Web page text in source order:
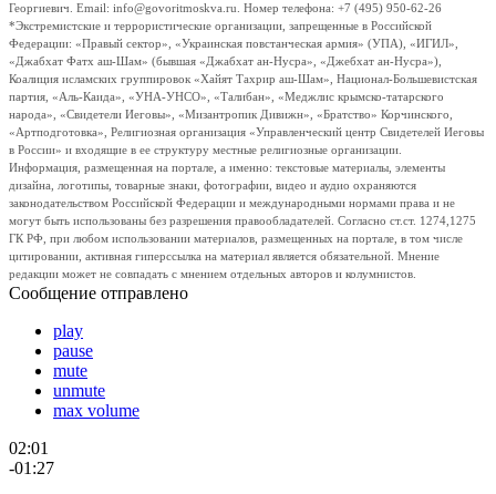
Георгиевич. Email: info@govoritmoskva.ru. Номер телефона: +7 (495) 950-62-26
*Экстремистские и террористические организации, запрещенные в Российской
Федерации: «Правый сектор», «Украинская повстанческая армия» (УПА), «ИГИЛ»,
«Джабхат Фатх аш-Шам» (бывшая «Джабхат ан-Нусра», «Джебхат ан-Нусра»),
Коалиция исламских группировок «Хайят Тахрир аш-Шам», Национал-Большевистская
партия, «Аль-Каида», «УНА-УНСО», «Талибан», «Меджлис крымско-татарского
народа», «Свидетели Иеговы», «Мизантропик Дивижн», «Братство» Корчинского,
«Артподготовка», Религиозная организация «Управленческий центр Свидетелей Иеговы
в России» и входящие в ее структуру местные религиозные организации.
Информация, размещенная на портале, а именно: текстовые материалы, элементы
дизайна, логотипы, товарные знаки, фотографии, видео и аудио охраняются
законодательством Российской Федерации и международными нормами права и не
могут быть использованы без разрешения правообладателей. Согласно ст.ст. 1274,1275
ГК РФ, при любом использовании материалов, размещенных на портале, в том числе
цитировании, активная гиперссылка на материал является обязательной. Мнение
редакции может не совпадать с мнением отдельных авторов и колумнистов.
Сообщение отправлено
play
pause
mute
unmute
max volume
02:01
-01:27